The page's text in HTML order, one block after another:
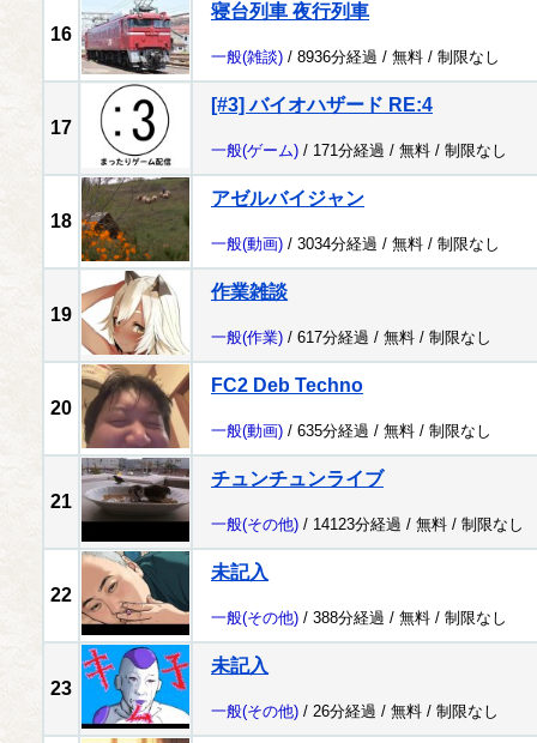
16
寝台列車 夜行列車
一般(雑談) / 8936分経過 / 無料 / 制限なし
17
[#3] バイオハザード RE:4
一般(ゲーム) / 171分経過 / 無料 / 制限なし
18
アゼルバイジャン
一般(動画) / 3034分経過 / 無料 / 制限なし
19
作業雑談
一般(作業) / 617分経過 / 無料 / 制限なし
20
FC2 Deb Techno
一般(動画) / 635分経過 / 無料 / 制限なし
21
チュンチュンライブ
一般(その他) / 14123分経過 / 無料 / 制限なし
22
未記入
一般(その他) / 388分経過 / 無料 / 制限なし
23
未記入
一般(その他) / 26分経過 / 無料 / 制限なし